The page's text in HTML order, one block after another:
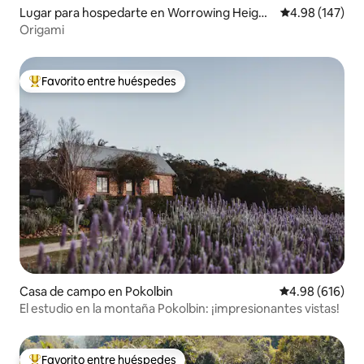
Lugar para hospedarte en Worrowing Height
s
Calificación
4.98 (147)
Origami
De los mejores en Favorito entre huéspedes
Favorito entre huéspedes
Casa de campo en Pokolbin Calificación
4.98 (616)
El estudio en la montaña Pokolbin: ¡impresionantes vistas!
Favorito entre huéspedes